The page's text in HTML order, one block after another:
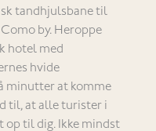
tandhjulsbane til
by. Heroppe
hotel med
hvide
minutter at komme
til, at alle turister i
op til dig. Ikke mindst